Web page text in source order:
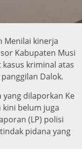
Menilai kinerja
Kabupaten Musi
kriminal atas
Dalok.
yang dilaporkan Ke
belum juga
(LP) polisi
pidana yang